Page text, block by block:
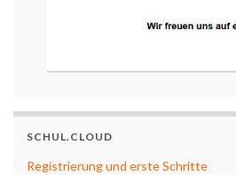
SCHUL.CLOUD
Registrierung und erste Schritte